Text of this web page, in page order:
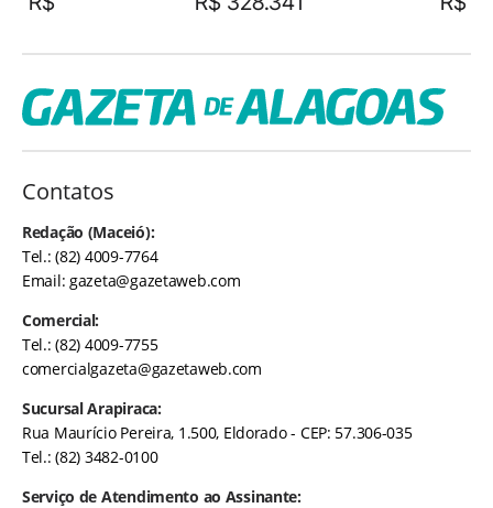
Contatos
Redação (Maceió):
Tel.: (82) 4009-7764
Email:gazeta@gazetaweb.com
Comercial:
Tel.: (82) 4009-7755
comercialgazeta@gazetaweb.com
Sucursal Arapiraca:
Rua Maurício Pereira, 1.500, Eldorado - CEP: 57.306-035
Tel.: (82) 3482-0100
Serviço de Atendimento ao Assinante: